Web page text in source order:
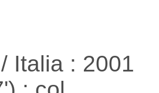
Italia : 2001